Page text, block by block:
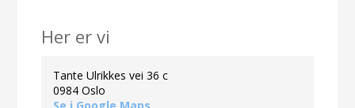
Her er vi
Tante Ulrikkes vei 36 c
0984 Oslo